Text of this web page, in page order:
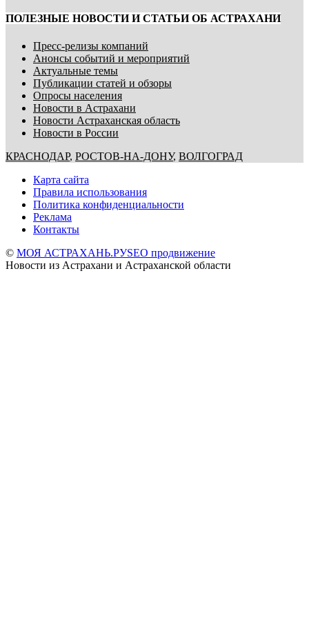
ПОЛЕЗНЫЕ НОВОСТИ И СТАТЬИ ОБ АСТРАХАНИ
Пресс-релизы компаний
Анонсы событий и мероприятий
Актуальные темы
Публикации статей и обзоры
Опросы населения
Новости в Астрахани
Новости Астраханская область
Новости в России
КРАСНОДАР, РОСТОВ-НА-ДОНУ, ВОЛГОГРАД
Карта сайта
Правила использования
Политика конфиденциальности
Реклама
Контакты
© МОЯ АСТРАХАНЬ.РУSEO продвижение
Новости из Астрахани и Астраханской области